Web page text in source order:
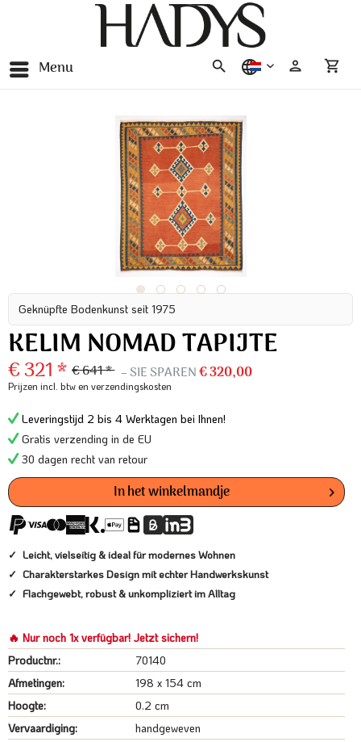
Menu nederlands
Geknüpfte Bodenkunst seit 1975
KELIM NOMAD TAPIJTE
€ 321 * € 641 * – SIE SPAREN€ 320,00
Prijzen incl. btwen verzendingskosten
Leveringstijd 2 bis 4 Werktagen bei Ihnen!
Gratis verzending in de EU
30 dagen recht van retour
In het winkelmandje
Leicht, vielseitig & ideal für modernes Wohnen
Charakterstarkes Design mit echter Handwerkskunst
Flachgewebt, robust & unkompliziert im Alltag
🔥 Nur noch 1x verfügbar! Jetzt sichern!
Productnr.:
70140
Afmetingen:
198 x 154 cm
Hoogte:
0.2 cm
Vervaardiging:
handgeweven